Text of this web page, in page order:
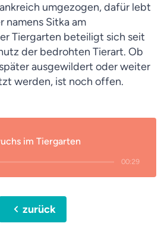
umgezogen, dafür lebt
namens Sitka am
Tiergarten beteiligt sich seit
der bedrohten Tierart. Ob
ausgewildert oder weiter
werden, ist noch offen.
im Tiergarten
00:29
chevron_leftzurück